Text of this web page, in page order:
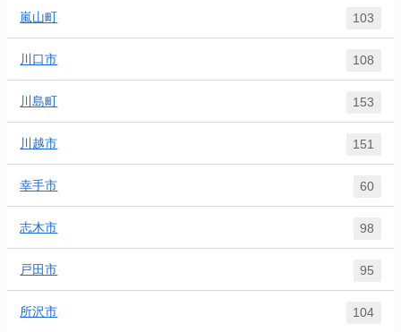
嵐山町 103
川口市 108
川島町 153
川越市 151
幸手市 60
志木市 98
戸田市 95
所沢市 104